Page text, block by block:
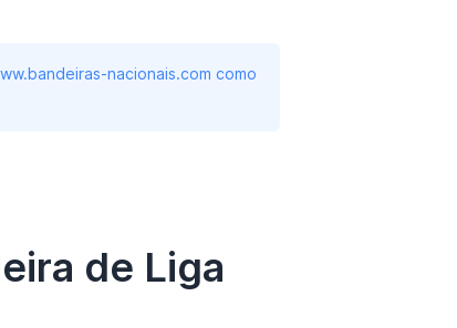
nacionais.com como
de Liga